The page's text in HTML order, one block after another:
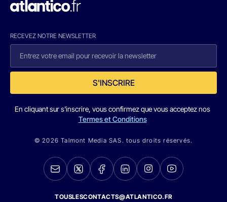
RECEVEZ NOTRE NEWSLETTER
S'INSCRIRE
En cliquant sur s'inscrire, vous confirmez que vous acceptez nos
Termes et Conditions
© 2026 Talmont Media SAS. tous droits réservés.
TOUSLESCONTACTS@ATLANTICO.FR